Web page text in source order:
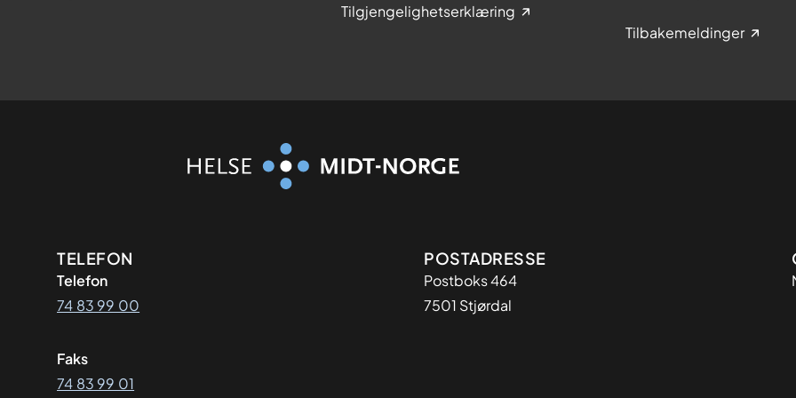
Tilgjengelighetserklæring
Tilbakemeldinger
Kontaktinformasjon
TELEFON
Telefon
74 83 99 00
Faks
74 83 99 01
Adresse
POSTADRESSE
Postboks 464
7501 Stjørdal